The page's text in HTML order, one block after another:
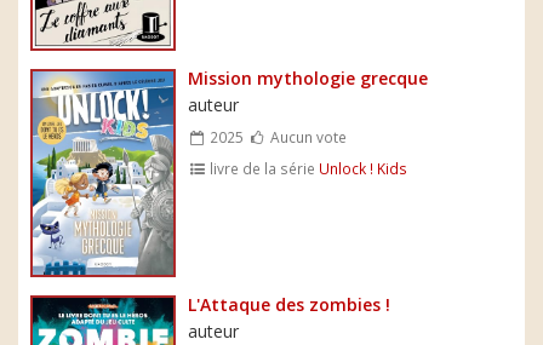
Mission mythologie grecque
auteur
2025
Aucun vote
livre de la série Unlock ! Kids
L'Attaque des zombies !
auteur